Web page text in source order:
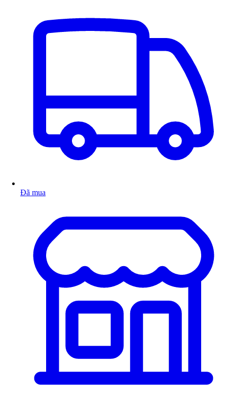
Đã mua